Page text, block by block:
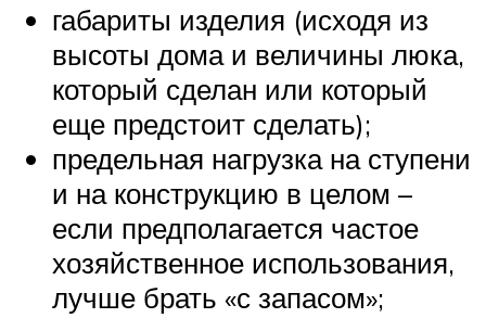
габариты изделия (исходя из
высоты дома и величины люка,
который сделан или который
еще предстоит сделать);
предельная нагрузка на ступени
и на конструкцию в целом –
если предполагается частое
хозяйственное использования,
лучше брать «с запасом»;